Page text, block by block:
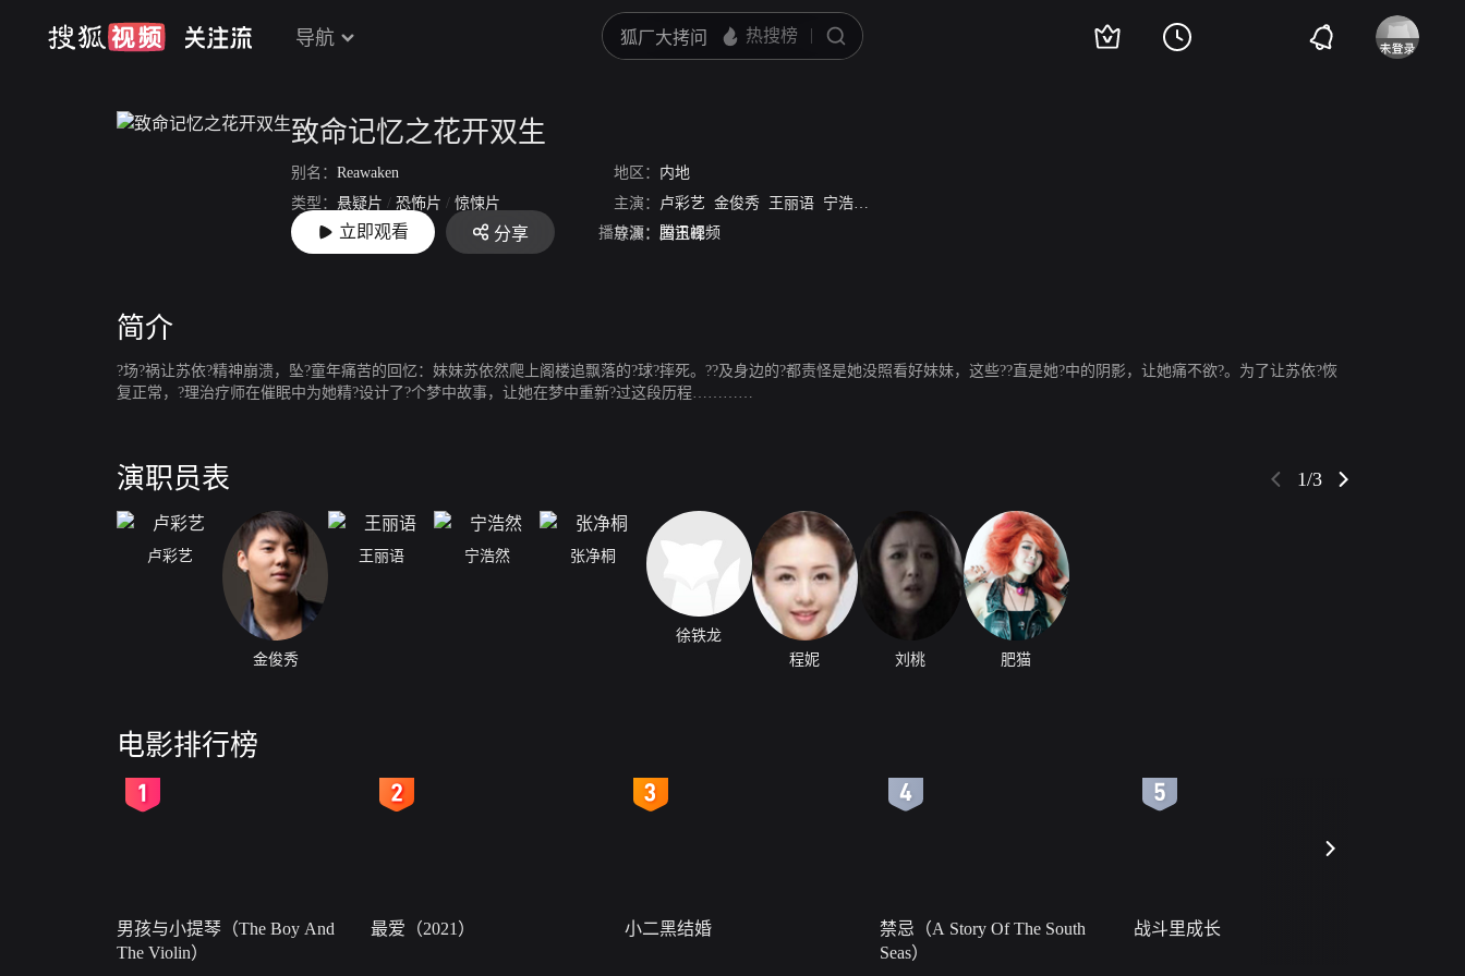
导航
致命记忆之花开双生
别名： Reawaken 地区： 内地
类型： 悬疑片 / 恐怖片 / 惊悚片 主演： 卢彩艺 金俊秀 王丽语 宁浩然
上映： 2022-08-12 导演： 国玉峰
立即观看 分享 播放源： 腾讯视频
简介
?场?祸让苏依?精神崩溃，坠?童年痛苦的回忆：妹妹苏依然爬上阁楼追飘落的?球?摔死。??及身边的?都责怪是她没照看好妹妹，这些??直是她?中的阴影，让她痛不欲?。为了让苏依?恢
复正常，?理治疗师在催眠中为她精?设计了?个梦中故事，让她在梦中重新?过这段历程…………
演职员表 1/3
卢彩艺
金俊秀
王丽语 宁浩然 张净桐
徐铁龙
程妮
刘桃 肥猫
电影排行榜
男孩与小提琴（The Boy And
The Violin）
最爱（2021） 小二黑结婚
禁忌（A Story Of The South
Seas）
战斗里成长